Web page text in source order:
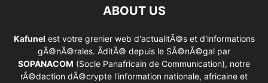
ABOUT US
Kafunel est votre grenier web d'actualitÃ©s et d'informations
gÃ©nÃ©rales. ÃditÃ© depuis le SÃ©nÃ©gal par
SOPANACOM (Socle Panafricain de Communication), notre
rÃ©daction dÃ©crypte l'information nationale, africaine et